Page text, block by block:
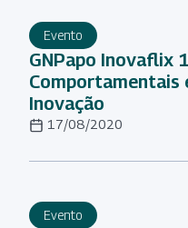
Evento
GNPapo Inovaflix
Comportamentais
Inovação
17/08/2020
Evento